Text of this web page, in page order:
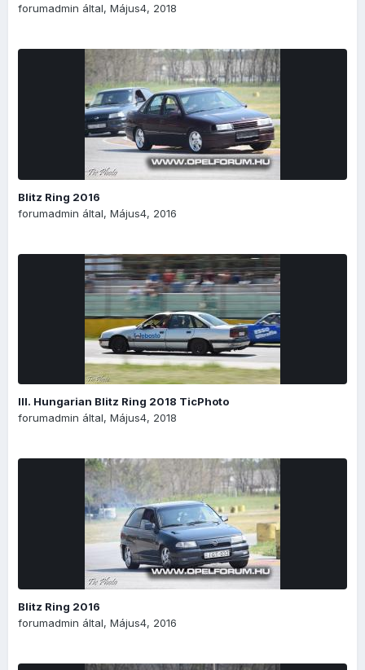
forumadmin által, Május4, 2018
Blitz Ring 2016
forumadmin által, Május4, 2016
III. Hungarian Blitz Ring 2018 TicPhoto
forumadmin által, Május4, 2018
Blitz Ring 2016
forumadmin által, Május4, 2016